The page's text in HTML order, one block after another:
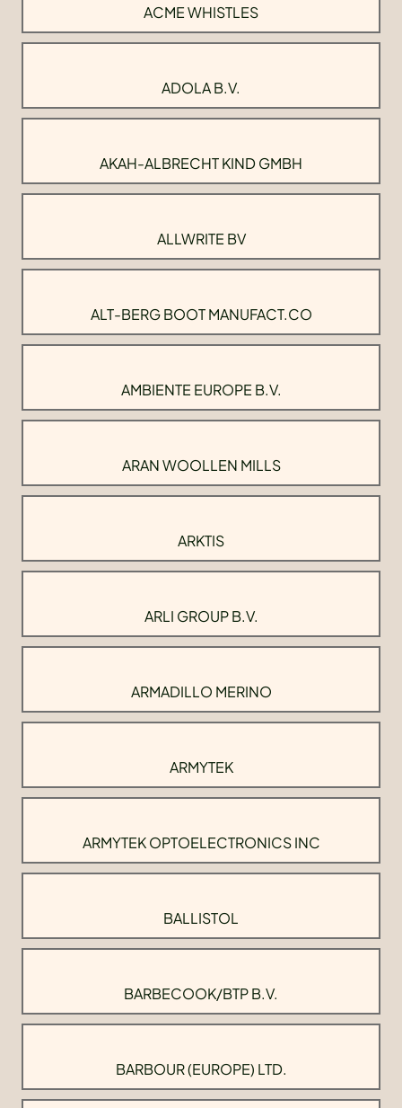
ACME WHISTLES
ADOLA B.V.
AKAH-ALBRECHT KIND GMBH
ALLWRITE BV
ALT-BERG BOOT MANUFACT.CO
AMBIENTE EUROPE B.V.
ARAN WOOLLEN MILLS
ARKTIS
ARLI GROUP B.V.
ARMADILLO MERINO
ARMYTEK
ARMYTEK OPTOELECTRONICS INC
BALLISTOL
BARBECOOK/BTP B.V.
BARBOUR (EUROPE) LTD.